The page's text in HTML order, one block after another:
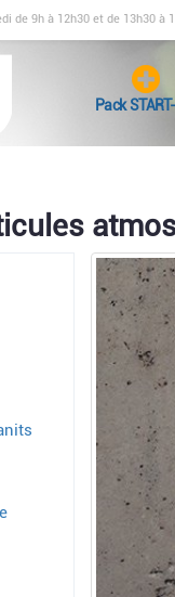
de 9h à 12h30 et de 13h30 à
Pack